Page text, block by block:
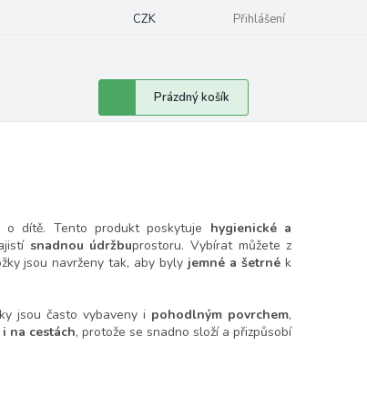
CZK Přihlášení
Nákupní
košík
Prázdný košík
o dítě. Tento produkt poskytuje hygienické a
snadnou údržbuprostoru. Vybírat můžete z
jsou navrženy tak, aby byly jemné a šetrné k
jsou často vybaveny i pohodlným povrchem,
na cestách, protože se snadno složí a přizpůsobí